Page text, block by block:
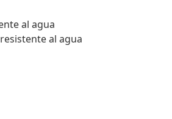
al agua
al agua